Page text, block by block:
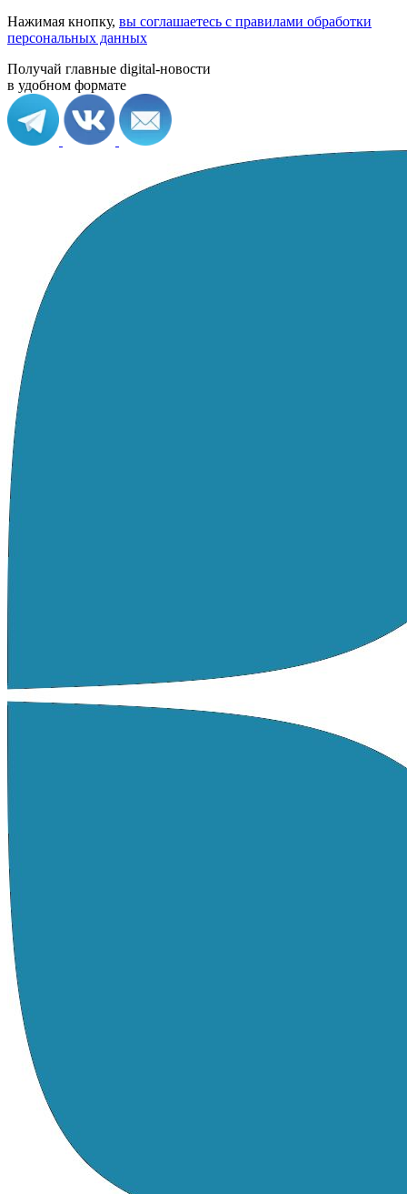
Нажимая кнопку, вы соглашаетесь с правилами обработки
персональных данных
Получай главные digital-новости
в удобном формате